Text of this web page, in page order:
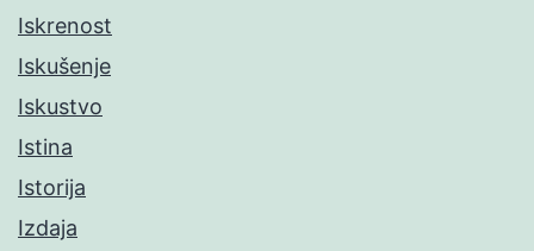
Iskrenost
Iskušenje
Iskustvo
Istina
Istorija
Izdaja